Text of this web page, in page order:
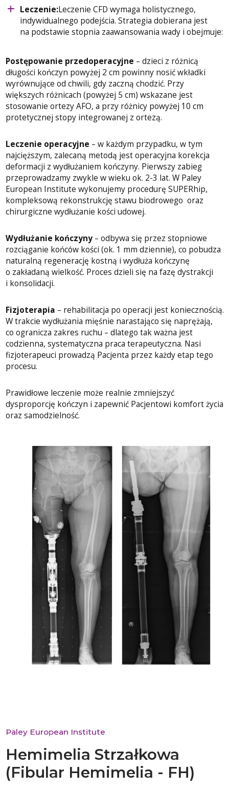
Leczenie:Leczenie CFD wymaga holistycznego,
indywidualnego podejścia. Strategia dobierana jest
na podstawie stopnia zaawansowania wady i obejmuje:
Postępowanie przedoperacyjne – dzieci z różnicą
długości kończyn powyżej 2 cm powinny nosić wkładki
wyrównujące od chwili, gdy zaczną chodzić. Przy
większych różnicach (powyżej 5 cm) wskazane jest
stosowanie ortezy AFO, a przy różnicy powyżej 10 cm
protetycznej stopy integrowanej z ortezą.
Leczenie operacyjne – w każdym przypadku, w tym
najcięższym, zalecaną metodą jest operacyjna korekcja
deformacji z wydłużaniem kończyny. Pierwszy zabieg
przeprowadzamy zwykle w wieku ok. 2-3 lat. W Paley
European Institute wykonujemy procedurę SUPERhip,
kompleksową rekonstrukcję stawu biodrowego oraz
chirurgiczne wydłużanie kości udowej.
Wydłużanie kończyny– odbywa się przez stopniowe
rozciąganie końców kości (ok. 1 mm dziennie), co pobudza
naturalną regenerację kostną i wydłuża kończynę
o zakładaną wielkość. Proces dzieli się na fazę dystrakcji
i konsolidacji.
Fizjoterapia – rehabilitacja po operacji jest koniecznością.
W trakcie wydłużania mięśnie narastająco się naprężają,
co ogranicza zakres ruchu – dlatego tak ważna jest
codzienna, systematyczna praca terapeutyczna. Nasi
fizjoterapeuci prowadzą Pacjenta przez każdy etap tego
procesu.
Prawidłowe leczenie może realnie zmniejszyć
dysproporcję kończyn i zapewnić Pacjentowi komfort życia
oraz samodzielność.
Paley European Institute
Hemimelia Strzałkowa
(Fibular Hemimelia - FH)